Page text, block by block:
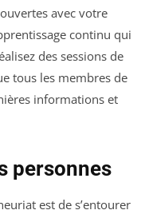
avec votre
continu qui
des sessions de
tous les membres de
informations et
personnes
est de s’entourer